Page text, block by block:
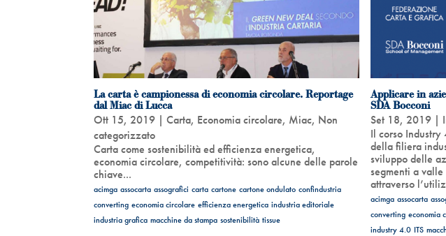
La carta è campionessa di economia circolare. Reportage
dal Miac di Lucca
Ott 15, 2019 |Carta, Economia circolare, Miac, Non
categorizzato
Carta come sostenibilità ed efficienza energetica,
economia circolare, competitività: sono alcune delle parole
chiave...
acimga assocarta assografici carta cartone cartone ondulato confindustria
converting economia circolare efficienza energetica industria editoriale
industria grafica macchine da stampa sostenibilità tissue
Applicare in
SDA Bocconi
Set 18, 2019|
Il corso
della filiera
sviluppo delle
segmenti a
attraverso
acimga assocarta
converting economia
industry 4.0 ITS